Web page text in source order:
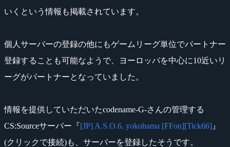
いくという情報も掲載されています。
個人サーバーの登録の他にもゲームリーグ単位でパートナー
登録することも可能なようで、ヨーロッパを中心に10近いリ
ーグがパートナーとなっていました。
情報を提供していただいたcodename-G-さんの管理する
CS:Sourceサーバー『[JP] A.S.O.6. yokohama [FFon][Tick66] 』
(クリックで接続)も、サーバーを登録したそうです。